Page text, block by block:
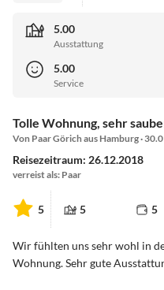
5.00
Ausstattung
5.00
Service
Tolle Wohnung, sehr
Von Paar Görich aus Hamburg ·
Reisezeitraum: 26.12.2018
verreist als: Paar
5 5 5
Wir fühlten uns sehr wohl in
Wohnung. Sehr gute